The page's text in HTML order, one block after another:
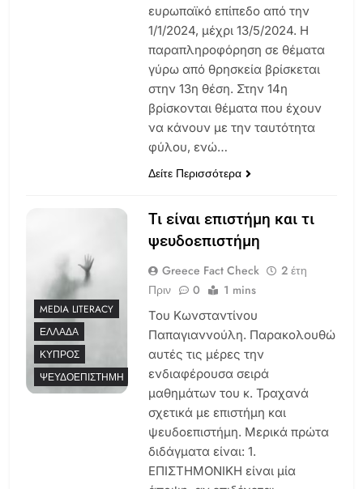
ευρωπαϊκό επίπεδο από την
1/1/2024, μέχρι 13/5/2024. Η
παραπληροφόρηση σε θέματα
γύρω από θρησκεία βρίσκεται
στην 13η θέση. Στην 14η
βρίσκονται θέματα που έχουν
να κάνουν με την ταυτότητα
φύλου, ενώ…
Δείτε Περισσότερα
MEDIA LITERACY
ΕΛΛΆΔΑ
ΚΎΠΡΟΣ
ΨΕΥΔΟΕΠΙΣΤΉΜΗ
Τι είναι επιστήμη και τι
ψευδοεπιστήμη
Greece Fact Check
2 έτη
Πριν
0 1 mins
Του Κωνσταντίνου
Παπαγιαννούλη. Παρακολουθώ
αυτές τις μέρες την
ενδιαφέρουσα σειρά
μαθημάτων του κ. Τραχανά
σχετικά με επιστήμη και
ψευδοεπιστήμη. Μερικά πρώτα
διδάγματα είναι: 1.
ΕΠΙΣΤΗΜΟΝΙΚΗ είναι μία